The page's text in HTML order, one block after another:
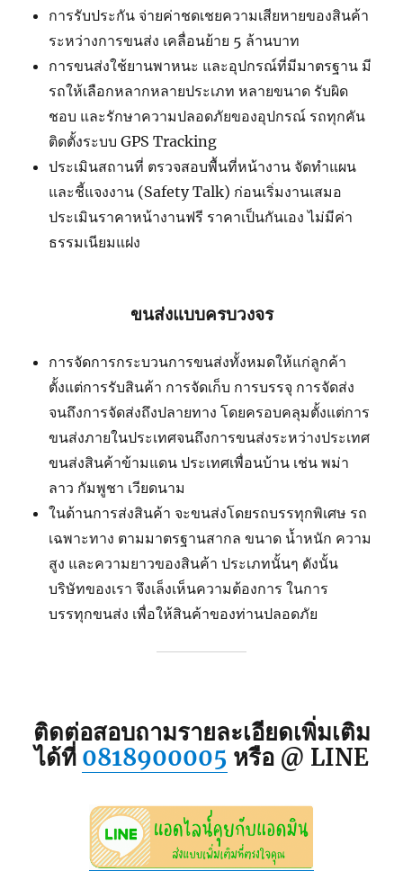
การรับประกัน จ่ายค่าชดเชยความเสียหายของสินค้า
ระหว่างการขนส่ง เคลื่อนย้าย 5 ล้านบาท
การขนส่งใช้ยานพาหนะ และอุปกรณ์ที่มีมาตรฐาน มี
รถให้เลือกหลากหลายประเภท หลายขนาด รับผิด
ชอบ และรักษาความปลอดภัยของอุปกรณ์ รถทุกคัน
ติดตั้งระบบ GPS Tracking
ประเมินสถานที่ ตรวจสอบพื้นที่หน้างาน จัดทำแผน
และชี้แจงงาน (Safety Talk) ก่อนเริ่มงานเสมอ
ประเมินราคาหน้างานฟรี ราคาเป็นกันเอง ไม่มีค่า
ธรรมเนียมแฝง
ขนส่งแบบครบวงจร
การจัดการกระบวนการขนส่งทั้งหมดให้แก่ลูกค้า
ตั้งแต่การรับสินค้า การจัดเก็บ การบรรจุ การจัดส่ง
จนถึงการจัดส่งถึงปลายทาง โดยครอบคลุมตั้งแต่การ
ขนส่งภายในประเทศจนถึงการขนส่งระหว่างประเทศ
ขนส่งสินค้าข้ามแดน ประเทศเพื่อนบ้าน เช่น พม่า
ลาว กัมพูชา เวียดนาม
ในด้านการส่งสินค้า จะขนส่งโดยรถบรรทุกพิเศษ รถ
เฉพาะทาง ตามมาตรฐานสากล ขนาด น้ำหนัก ความ
สูง และความยาวของสินค้า ประเภทนั้นๆ ดังนั้น
บริษัทของเรา จึงเล็งเห็นความต้องการ ในการ
บรรทุกขนส่ง เพื่อให้สินค้าของท่านปลอดภัย
ติดต่อสอบถามรายละเอียดเพิ่มเติม
ได้ที่ 0818900005 หรือ @ LINE